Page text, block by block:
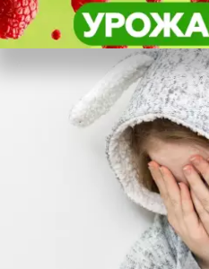
Привычку
признали
В стране и
мире
Привычку
признали
В стране и
мире
Погода и
валют в